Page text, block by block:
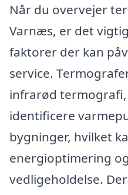
Når du overvejer
Varnæs, er det
faktorer der kan
service.
infrarød
identificere
bygninger, hvilket
energioptimering
vedligeholdelse.